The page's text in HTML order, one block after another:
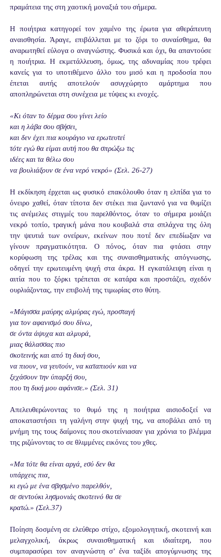
πραμάτεια της στη χαοτική μοναξιά του σήμερα.
Η ποιήτρια κατηγορεί τον χαμένο της έρωτα για αθεράπευτη
αναισθησία. Άραγε, επιβάλλεται με το ζόρι το συναίσθημα, θα
αναρωτηθεί εύλογα ο αναγνώστης. Φυσικά και όχι, θα απαντούσε
η ποιήτρια. Η εκμετάλλευση, όμως, της αδυναμίας που τρέφει
κανείς για το υποτιθέμενο άλλο του μισό και η προδοσία που
έπεται αυτής αποτελούν ασυγχώρητο αμάρτημα που
αποπληρώνεται στη συνέχεια με τύψεις κι ενοχές.
«Κι όταν το δέρμα σου γίνει λείο
και η λάβα σου σβήσει,
και δεν έχει πια κουράγιο να ερωτευτεί
τότε εγώ θα είμαι αυτή που θα σπρώξω τις
ιδέες και τα θέλω σου
να βουλιάξουν σε ένα νερό νεκρό» (Σελ. 26-27)
Η εκδίκηση έρχεται ως φυσικό επακόλουθο όταν η ελπίδα για το
όνειρο χαθεί, όταν τίποτα δεν στέκει πια ζωντανό για να θυμίζει
τις ανέμελες στιγμές του παρελθόντος, όταν το σήμερα μοιάζει
νεκρό τοπίο, τραγική μάνα που κουβαλά στα σπλάχνα της όλη
την ψευτιά των ονείρων, εκείνων που ποτέ δεν επεδίωξαν να
γίνουν πραγματικότητα. Ο πόνος, όταν πια φτάσει στην
κορύφωση της τρέλας και της συναισθηματικής απόγνωσης,
οδηγεί την ερωτευμένη ψυχή στα άκρα. Η εγκατάλειψη είναι η
αιτία που το ξόρκι τρέπεται σε κατάρα και προστάζει, σχεδόν
ουρλιάζοντας, την επιβολή της τιμωρίας στο θύτη.
«Μάγισσα μαύρης αλμύρας εγώ, προσταγή
για τον αφανισμό σου δίνω,
σε όντα άψυχα και αλμυρά,
μιας θάλασσας πιο
σκοτεινής και από τη δική σου,
να πιουν, να γευτούν, να καταπιούν και να
ξεχάσουν την ύπαρξή σου,
που τη δική μου αφάνισε.» (Σελ. 31)
Απελευθερώνοντας το θυμό της η ποιήτρια αισιοδοξεί να
αποκαταστήσει τη γαλήνη στην ψυχή της, να αποβάλει από τη
μνήμη της τους δαίμονες που σκοτείνιασαν για χρόνια το βλέμμα
της ριζώνοντας το σε θλιμμένες εικόνες του χθες.
«Μα τότε θα είναι αργά, εσύ δεν θα
υπάρχεις πια,
κι εγώ με ένα σβησμένο παρελθόν,
σε σεντούκι λησμονιάς σκοτεινό θα σε
κρατώ.» (Σελ.37)
Ποίηση δοσμένη σε ελεύθερο στίχο, εξομολογητική, σκοτεινή και
μελαγχολική, άκρως συναισθηματική και ιδιαίτερη, που
συμπαρασύρει τον αναγνώστη σ’ ένα ταξίδι απογύμνωσης της